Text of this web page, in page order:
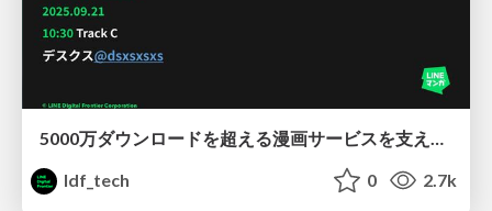
5000万ダウンロードを超える漫画サービスを支えるログ基盤の設計開発の全て
ldf_tech
0 2.7k